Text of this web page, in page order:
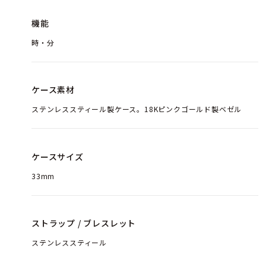
機能
時・分
ケース素材
ステンレススティール製ケース。18Kピンクゴールド製ベゼル
ケースサイズ
33mm
ストラップ / ブレスレット
ステンレススティール